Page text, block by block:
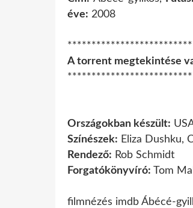
éve: 2008
A torrent megtekintése
Országokban készült:
Színészek: Eliza Dushku,
Rendező: Rob Schmidt
Forgatókönyvíró: Tom
filmnézés imdb Ábécé-